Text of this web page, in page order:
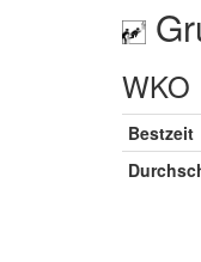
WKO
Bestzeit